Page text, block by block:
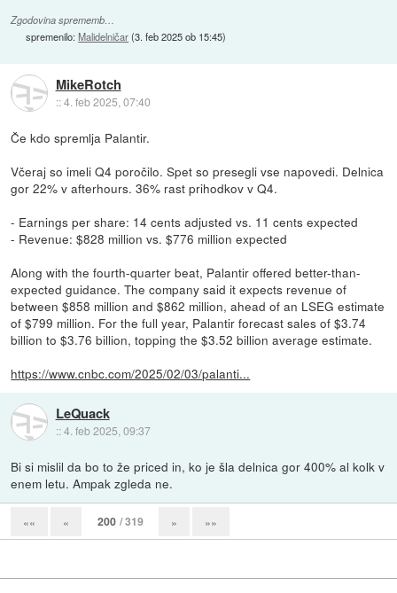
Zgodovina sprememb…
spremenilo:Malidelničar(3. feb 2025 ob 15:45)
MikeRotch
::4. feb 2025, 07:40
Če kdo spremlja Palantir.
Včeraj so imeli Q4 poročilo. Spet so presegli vse napovedi. Delnica
gor 22% v afterhours. 36% rast prihodkov v Q4.
- Earnings per share: 14 cents adjusted vs. 11 cents expected
- Revenue: $828 million vs. $776 million expected
Along with the fourth-quarter beat, Palantir offered better-than-
expected guidance. The company said it expects revenue of
between $858 million and $862 million, ahead of an LSEG estimate
of $799 million. For the full year, Palantir forecast sales of $3.74
billion to $3.76 billion, topping the $3.52 billion average estimate.
https://www.cnbc.com/2025/02/03/palanti...
LeQuack
::4. feb 2025, 09:37
Bi si mislil da bo to že priced in, ko je šla delnica gor 400% al kolk v
enem letu. Ampak zgleda ne.
«« « 200 / 319 » »»